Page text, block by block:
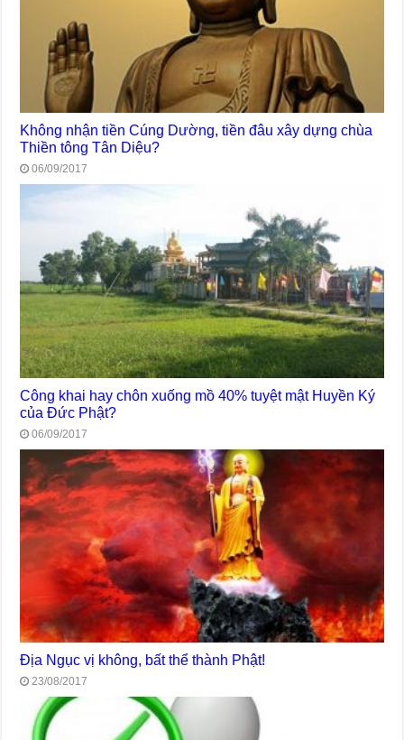
Không nhận tiền Cúng Dường, tiền đâu xây dựng chùa
Thiền tông Tân Diệu?
06/09/2017
Công khai hay chôn xuống mồ 40% tuyệt mật Huyền Ký
của Đức Phật?
06/09/2017
Địa Ngục vị không, bất thể thành Phật!
23/08/2017